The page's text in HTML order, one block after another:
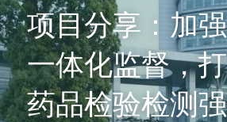
仪器保
库存保
智能硬件产品
免费试用
关于我们
简体中文
项目分享：加
一体化监督，
药品检验检测